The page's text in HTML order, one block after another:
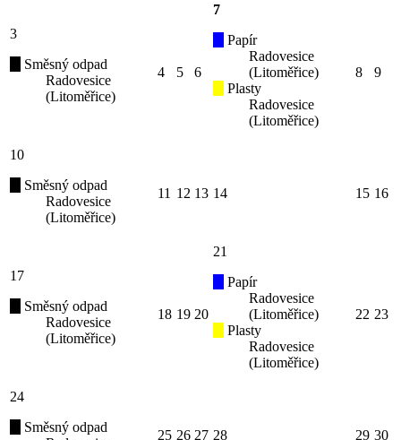
3
Směsný odpad
Radovesice
(Litoměřice)
4 5 6
7
Papír
Radovesice
(Litoměřice)
Plasty
Radovesice
(Litoměřice)
8 9
10
Směsný odpad
Radovesice
(Litoměřice)
11 12 13 14 15 16
17
Směsný odpad
Radovesice
(Litoměřice)
18 19 20
21
Papír
Radovesice
(Litoměřice)
Plasty
Radovesice
(Litoměřice)
22 23
24
Směsný odpad
25 26 27 28 29 30